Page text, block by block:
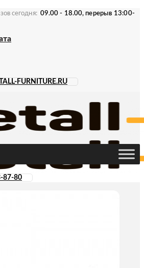
сегодня: 09.00 - 18.00, перерыв 13:00-
FURNITURE.RU
87-80